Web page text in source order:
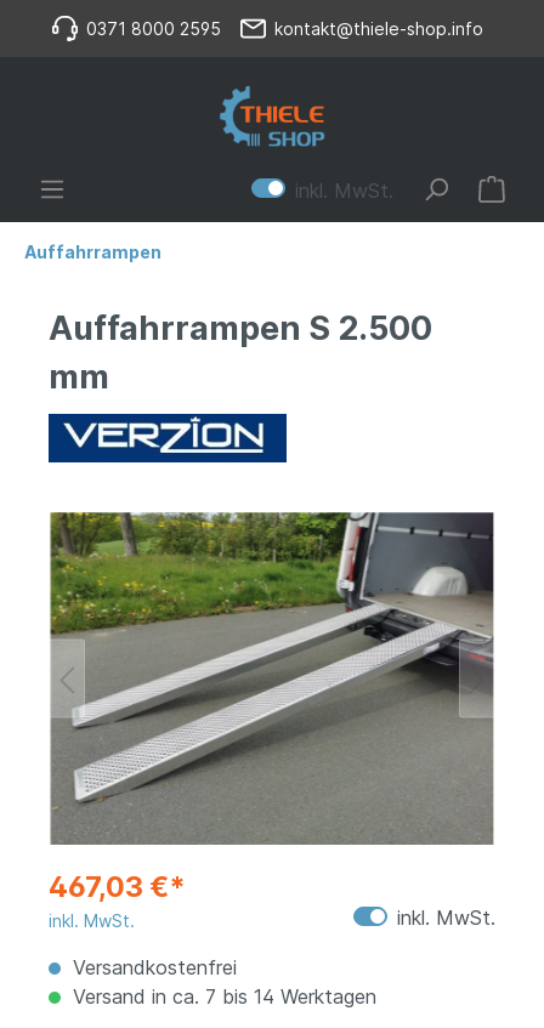
0371 8000 2595 kontakt@thiele-shop.info
inkl. MwSt.
Auffahrrampen
Auffahrrampen S 2.500
mm
467,03 €*
inkl. MwSt.
inkl. MwSt.
Versandkostenfrei
Versand in ca. 7 bis 14 Werktagen